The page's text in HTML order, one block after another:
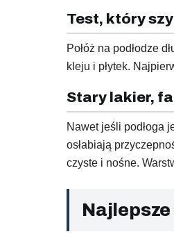
Test, który
Połóż na podłodze
kleju i płytek.
Stary lakier,
Nawet jeśli podłoga
osłabiają
czyste i nośne.